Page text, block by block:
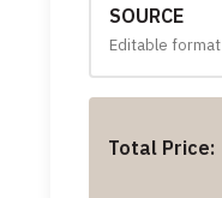
SOURCE
Editable format
Total Price: